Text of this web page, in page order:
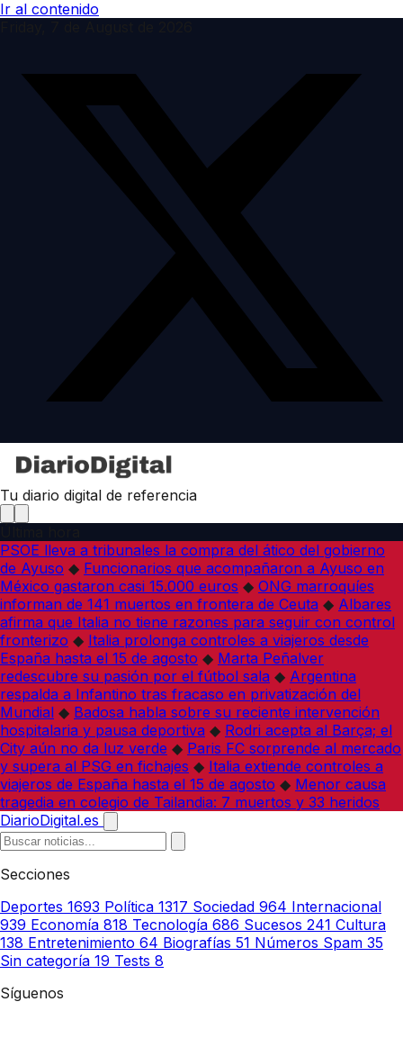
Ir al contenido
Tu diario digital de referencia
PSOE lleva a tribunales la compra del ático del gobierno
de Ayuso ◆ Funcionarios que acompañaron a Ayuso en
México gastaron casi 15.000 euros ◆ ONG marroquíes
informan de 141 muertos en frontera de Ceuta ◆ Albares
afirma que Italia no tiene razones para seguir con control
fronterizo ◆ Italia prolonga controles a viajeros desde
España hasta el 15 de agosto ◆ Marta Peñalver
redescubre su pasión por el fútbol sala ◆ Argentina
respalda a Infantino tras fracaso en privatización del
Mundial ◆ Badosa habla sobre su reciente intervención
hospitalaria y pausa deportiva ◆ Rodri acepta al Barça; el
City aún no da luz verde ◆ Paris FC sorprende al mercado
y supera al PSG en fichajes ◆ Italia extiende controles a
viajeros de España hasta el 15 de agosto ◆ Menor causa
tragedia en colegio de Tailandia: 7 muertos y 33 heridos
DiarioDigital.es
Secciones
Deportes 1693 Política 1317 Sociedad 964 Internacional
939 Economía 818 Tecnología 686 Sucesos 241 Cultura
138 Entretenimiento 64 Biografías 51 Números Spam 35
Sin categoría 19 Tests 8
Síguenos